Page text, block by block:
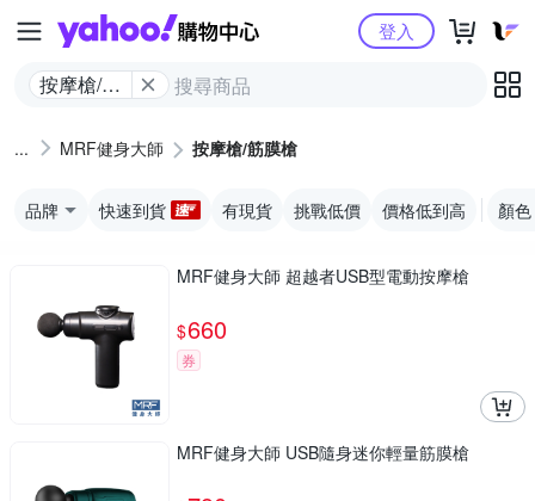
Yahoo購物中心
按摩槍/筋
登入
MRF健身大師 按摩槍/筋膜槍
品牌 快速到貨 有現貨 挑戰低價 價格低到高 顏色
MRF健身大師 超越者USB型電動按摩槍
$660
券
MRF健身大師 USB隨身迷你輕量筋膜槍